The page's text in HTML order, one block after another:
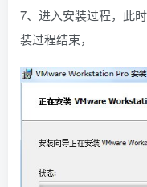
7、进入安装过程，此
装过程结束，